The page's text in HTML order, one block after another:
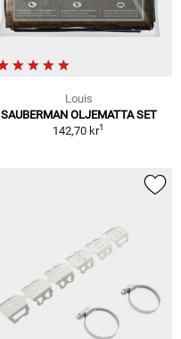
Louis
SAUBERMAN OLJEMATTA SET
142,70 kr1